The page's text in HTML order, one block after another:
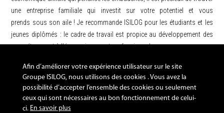
une entreprise familiale qui investit sur votre potentiel et vous
prends sous son aile ! Je recommande ISILOG pour les étudiants et les
jeunes diplômés : le cadre de travail est propice au développement des
compétences et à l’épanouissement professionnel.»
Mehdi
Ingénieur commercial
Afin d’améliorer votre expérience utilisateur sur le site
Groupe ISILOG, nous utilisons des cookies . Vous avez la
possibilité d’accepter l’ensemble des cookies ou seulement
ceux qui sont nécessaires au bon fonctionnement de celui-
ci. En savoir plus